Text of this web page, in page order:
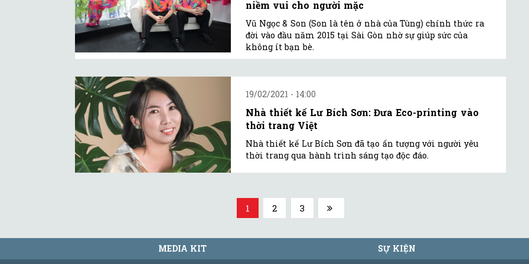
niềm vui cho người mặc
Vũ Ngọc & Son (Son là tên ở nhà của Tùng) chính thức ra
đời vào đầu năm 2015 tại Sài Gòn nhờ sự giúp sức của
không ít bạn bè.
19/02/2021 - 14:00
Nhà thiết kế Lư Bích Sơn: Đưa Eco-printing vào
thời trang Việt
Nhà thiết kế Lư Bích Sơn đã tạo ấn tượng với người yêu
thời trang qua hành trình sáng tạo độc đáo.
1 2 3
MEDIA KIT SỰ KIỆN